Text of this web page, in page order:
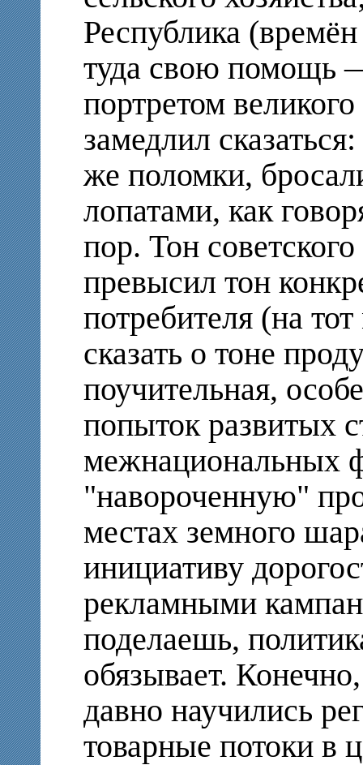
Республика
туда свою помощь
портретом
замедлил
же поломки,
лопатами, как
пор. Тон
превысил тон
потребителя (на
сказать о тоне
поучительная,
попыток развитых
межнациональных
"навороченную"
местах земного
инициативу
рекламными
поделаешь,
обязывает.
давно научились
товарные потоки в